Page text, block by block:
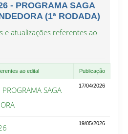
- PROGRAMA SAGA
(1ª RODADA)
e atualizações referentes ao
ao edital Publicação
SAGA
17/04/2026
19/05/2026